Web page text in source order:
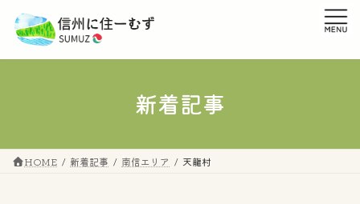
ン
プ
ー
動
新着記事
HOME 新着記事 南信エリア 天龍村